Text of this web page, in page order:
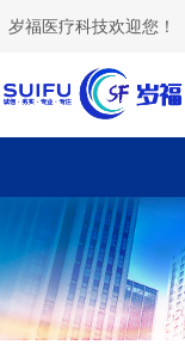
岁福医疗科技欢迎您！